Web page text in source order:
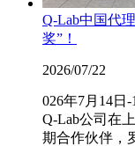
Q-Lab中国代
奖”！
2026/07/22
026年7月14日
Q-Lab公司在
期合作伙伴，